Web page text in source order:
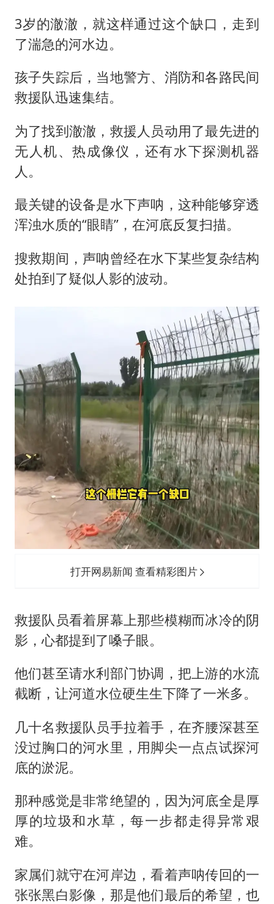
3岁的澈澈，就这样通过这个缺口，走到
了湍急的河水边。
孩子失踪后，当地警方、消防和各路民间
救援队迅速集结。
为了找到澈澈，救援人员动用了最先进的
无人机、热成像仪，还有水下探测机器
人。
最关键的设备是水下声呐，这种能够穿透
浑浊水质的“眼睛”，在河底反复扫描。
搜救期间，声呐曾经在水下某些复杂结构
处拍到了疑似人影的波动。
打开网易新闻 查看精彩图片
救援队员看着屏幕上那些模糊而冰冷的阴
影，心都提到了嗓子眼。
他们甚至请水利部门协调，把上游的水流
截断，让河道水位硬生生下降了一米多。
几十名救援队员手拉着手，在齐腰深甚至
没过胸口的河水里，用脚尖一点点试探河
底的淤泥。
那种感觉是非常绝望的，因为河底全是厚
厚的垃圾和水草，每一步都走得异常艰
难。
家属们就守在河岸边，看着声呐传回的一
张张黑白影像，那是他们最后的希望，也